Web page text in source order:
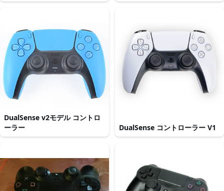
DualSense v2モデル コントロ
ーラー
DualSense コントローラー V1